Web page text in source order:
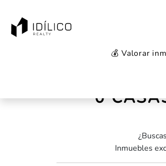
💰 Valorar
Casas en venta
0
Inmuebles